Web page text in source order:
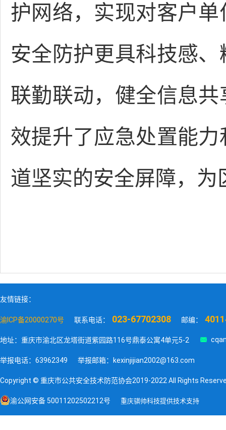
护网络，实现对客户
安全防护更具科技感
联勤联动，健全信息
效提升了应急处置能
道坚实的安全屏障，
友情链接：
渝ICP备20000270号 联系电话： 023-67702308 邮编：
地址：重庆市渝北区龙塔街道紫园路116号鼎泰公寓4单元5-2 
举报电话：63962349 举报邮箱：kexinjijian2002@163.com
Copyright © 重庆市公共安全技术防范协会2019-2022 All Rights
渝公网安备 50011202502212号 重庆骐帅科技提供技术支持